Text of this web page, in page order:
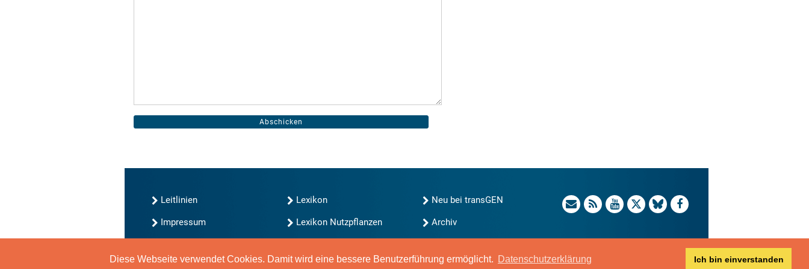
Diese Webseite verwendet Cookies. Damit wird eine bessere Benutzerführung ermöglicht. Datenschutzerklärung Ich bin einverstanden
Leitlinien
Impressum
Lexikon
Lexikon Nutzpflanzen
Neu bei transGEN
Archiv
Gene